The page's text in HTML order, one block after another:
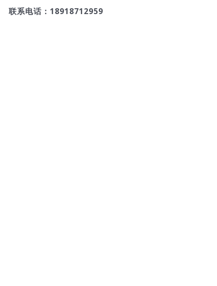
联系电话：18918712959